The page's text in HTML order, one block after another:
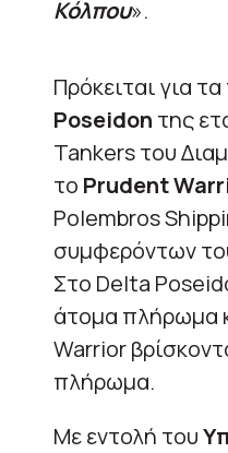
Κόλπου».
Πρόκειται για
Poseidon της
Tankers του
το Prudent
Polembros
συμφερόντων
Στο Delta
άτομα πλήρωμα
Warrior
πλήρωμα.
Με εντολή του